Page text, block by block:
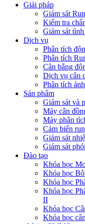
Giải pháp
Giám sát
Kiểm tra
Giám sát
Dịch vụ
Phân tích
Phân tích
Cân bằng
Dịch vụ cân
Phân tích
Sản phẩm
Giám sát và
Máy cân
Máy phân
Cảm biến
Giám sát
Giám sát
Đào tạo
Khóa học
Khóa học
Khóa học
Khóa học
II
Khóa học
Khóa học